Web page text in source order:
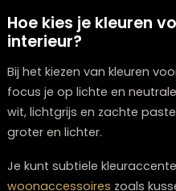
Functionaliteit is ook
doel en draagt bij aan
Ben je van plan om hier
Hoe kies je
interieur?
Bij het kiezen van